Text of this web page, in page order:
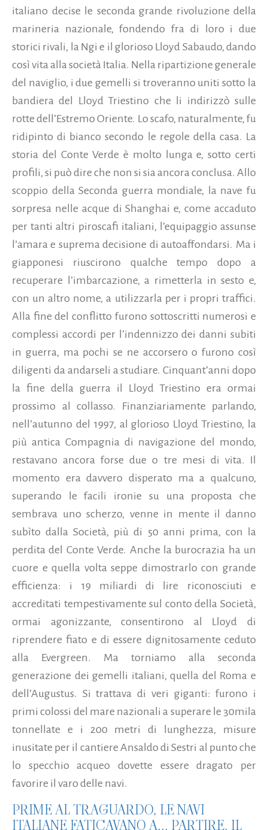
italiano decise le seconda grande rivoluzione della
marineria nazionale, fondendo fra di loro i due
storici rivali, la Ngi e il glorioso Lloyd Sabaudo, dando
così vita alla società Italia. Nella ripartizione generale
del naviglio, i due gemelli si troveranno uniti sotto la
bandiera del Lloyd Triestino che li indirizzò sulle
rotte dell’Estremo Oriente. Lo scafo, naturalmente, fu
ridipinto di bianco secondo le regole della casa. La
storia del Conte Verde è molto lunga e, sotto certi
profili, si può dire che non si sia ancora conclusa. Allo
scoppio della Seconda guerra mondiale, la nave fu
sorpresa nelle acque di Shanghai e, come accaduto
per tanti altri piroscafi italiani, l’equipaggio assunse
l’amara e suprema decisione di autoaffondarsi. Ma i
giapponesi riuscirono qualche tempo dopo a
recuperare l’imbarcazione, a rimetterla in sesto e,
con un altro nome, a utilizzarla per i propri traffici.
Alla fine del conflitto furono sottoscritti numerosi e
complessi accordi per l’indennizzo dei danni subiti
in guerra, ma pochi se ne accorsero o furono così
diligenti da andarseli a studiare. Cinquant’anni dopo
la fine della guerra il Lloyd Triestino era ormai
prossimo al collasso. Finanziariamente parlando,
nell’autunno del 1997, al glorioso Lloyd Triestino, la
più antica Compagnia di navigazione del mondo,
restavano ancora forse due o tre mesi di vita. Il
momento era davvero disperato ma a qualcuno,
superando le facili ironie su una proposta che
sembrava uno scherzo, venne in mente il danno
subìto dalla Società, più di 50 anni prima, con la
perdita del Conte Verde. Anche la burocrazia ha un
cuore e quella volta seppe dimostrarlo con grande
efficienza: i 19 miliardi di lire riconosciuti e
accreditati tempestivamente sul conto della Società,
ormai agonizzante, consentirono al Lloyd di
riprendere fiato e di essere dignitosamente ceduto
alla Evergreen. Ma torniamo alla seconda
generazione dei gemelli italiani, quella del Roma e
dell’Augustus. Si trattava di veri giganti: furono i
primi colossi del mare nazionali a superare le 30mila
tonnellate e i 200 metri di lunghezza, misure
inusitate per il cantiere Ansaldo di Sestri al punto che
lo specchio acqueo dovette essere dragato per
favorire il varo delle navi.
PRIME AL TRAGUARDO, LE NAVI
ITALIANE FATICAVANO A... PARTIRE. IL